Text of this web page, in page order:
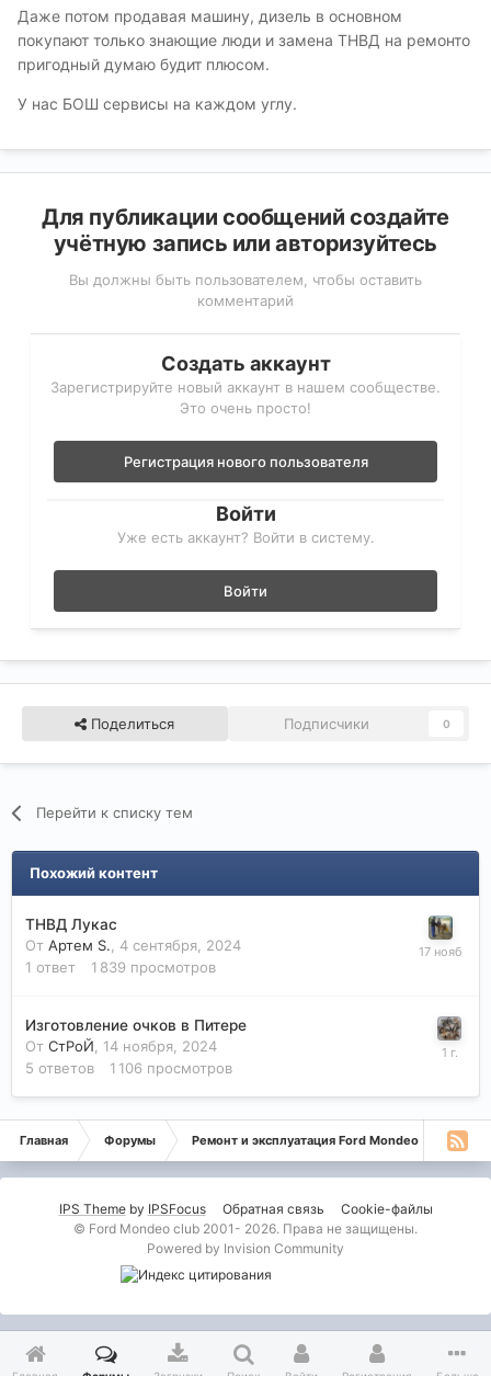
Даже потом продавая машину, дизель в основном
покупают только знающие люди и замена ТНВД на ремонто
пригодный думаю будит плюсом.
У нас БОШ сервисы на каждом углу.
Для публикации сообщений создайте
учётную запись или авторизуйтесь
Вы должны быть пользователем, чтобы оставить
комментарий
Создать аккаунт
Зарегистрируйте новый аккаунт в нашем сообществе.
Это очень просто!
Регистрация нового пользователя
Войти
Уже есть аккаунт? Войти в систему.
Войти
Поделиться Подписчики 0
Перейти к списку тем
Похожий контент
ТНВД Лукас
От Артем S.
4 сентября, 2024
1 ответ 1 839 просмотров
Изготовление очков в Питере
От СтРоЙ
14 ноября, 2024
5 ответов 1 106 просмотров
Главная Форумы Ремонт и эксплуатация Ford Mondeo
IPS Themeby IPSFocus Обратная связь
Cookie-файлы
© Ford Mondeo club 2001- 2026. Права не защищены.
Powered by Invision Community